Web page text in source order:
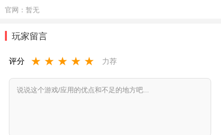
官网： 暂无
玩家留言
评分 ★ ★ ★ ★ ★ 力荐